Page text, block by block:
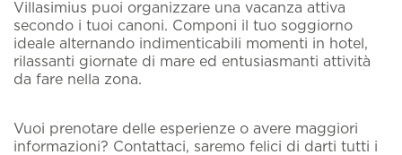
Villasimius puoi organizzare una vacanza attiva
secondo i tuoi canoni. Componi il tuo soggiorno
ideale alternando indimenticabili momenti in hotel,
rilassanti giornate di mare ed entusiasmanti attività
da fare nella zona.
Vuoi prenotare delle esperienze o avere maggiori
informazioni? Contattaci, saremo felici di darti tutti i